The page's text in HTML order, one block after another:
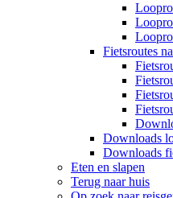
Fietsroutes
Downloads
Downloads
Eten en slapen
Terug naar huis